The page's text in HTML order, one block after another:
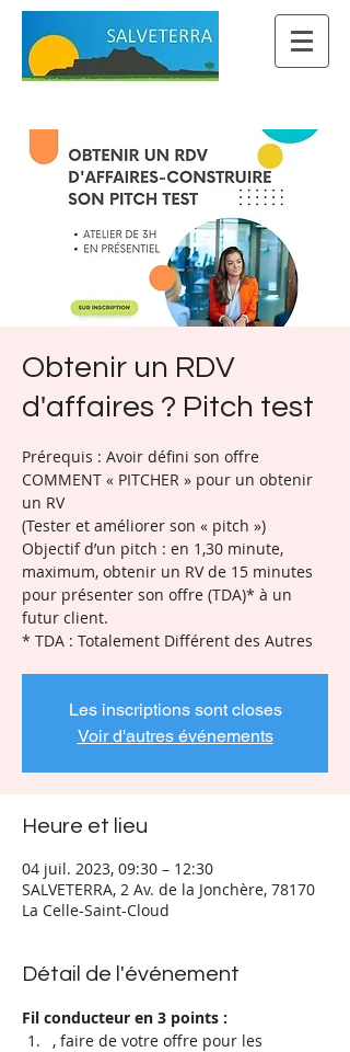
Obtenir un RDV
d'affaires ? Pitch test
Prérequis : Avoir défini son offre
COMMENT « PITCHER » pour un obtenir
un RV
(Tester et améliorer son « pitch »)
Objectif d’un pitch : en 1,30 minute,
maximum, obtenir un RV de 15 minutes
pour présenter son offre (TDA)* à un
futur client.
* TDA : Totalement Différent des Autres
Les inscriptions sont closes
Voir d'autres événements
Heure et lieu
04 juil. 2023, 09:30 – 12:30
SALVETERRA, 2 Av. de la Jonchère, 78170
La Celle-Saint-Cloud
Détail de l'événement
Fil conducteur en 3 points :
, faire de votre offre pour les